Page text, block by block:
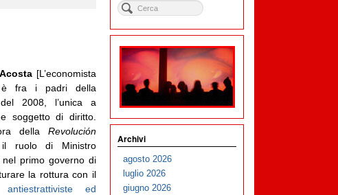
[L’economista
è fra i padri della
del 2008, l’unica a
soggetto di diritto.
della Revolución
ruolo di Ministro
nel primo governo di
la rottura con il
antiestrattiviste ed
Archivi
agosto 2026
luglio 2026
giugno 2026